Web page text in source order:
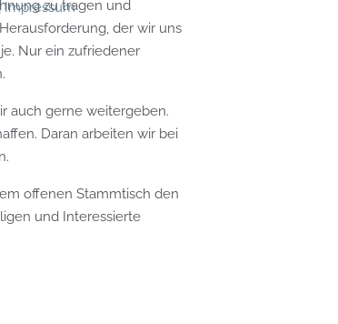
zu tragen und
der wir uns
Nur ein zufriedener
auch gerne weitergeben.
Daran arbeiten wir bei
offenen Stammtisch den
und Interessierte
Impressum